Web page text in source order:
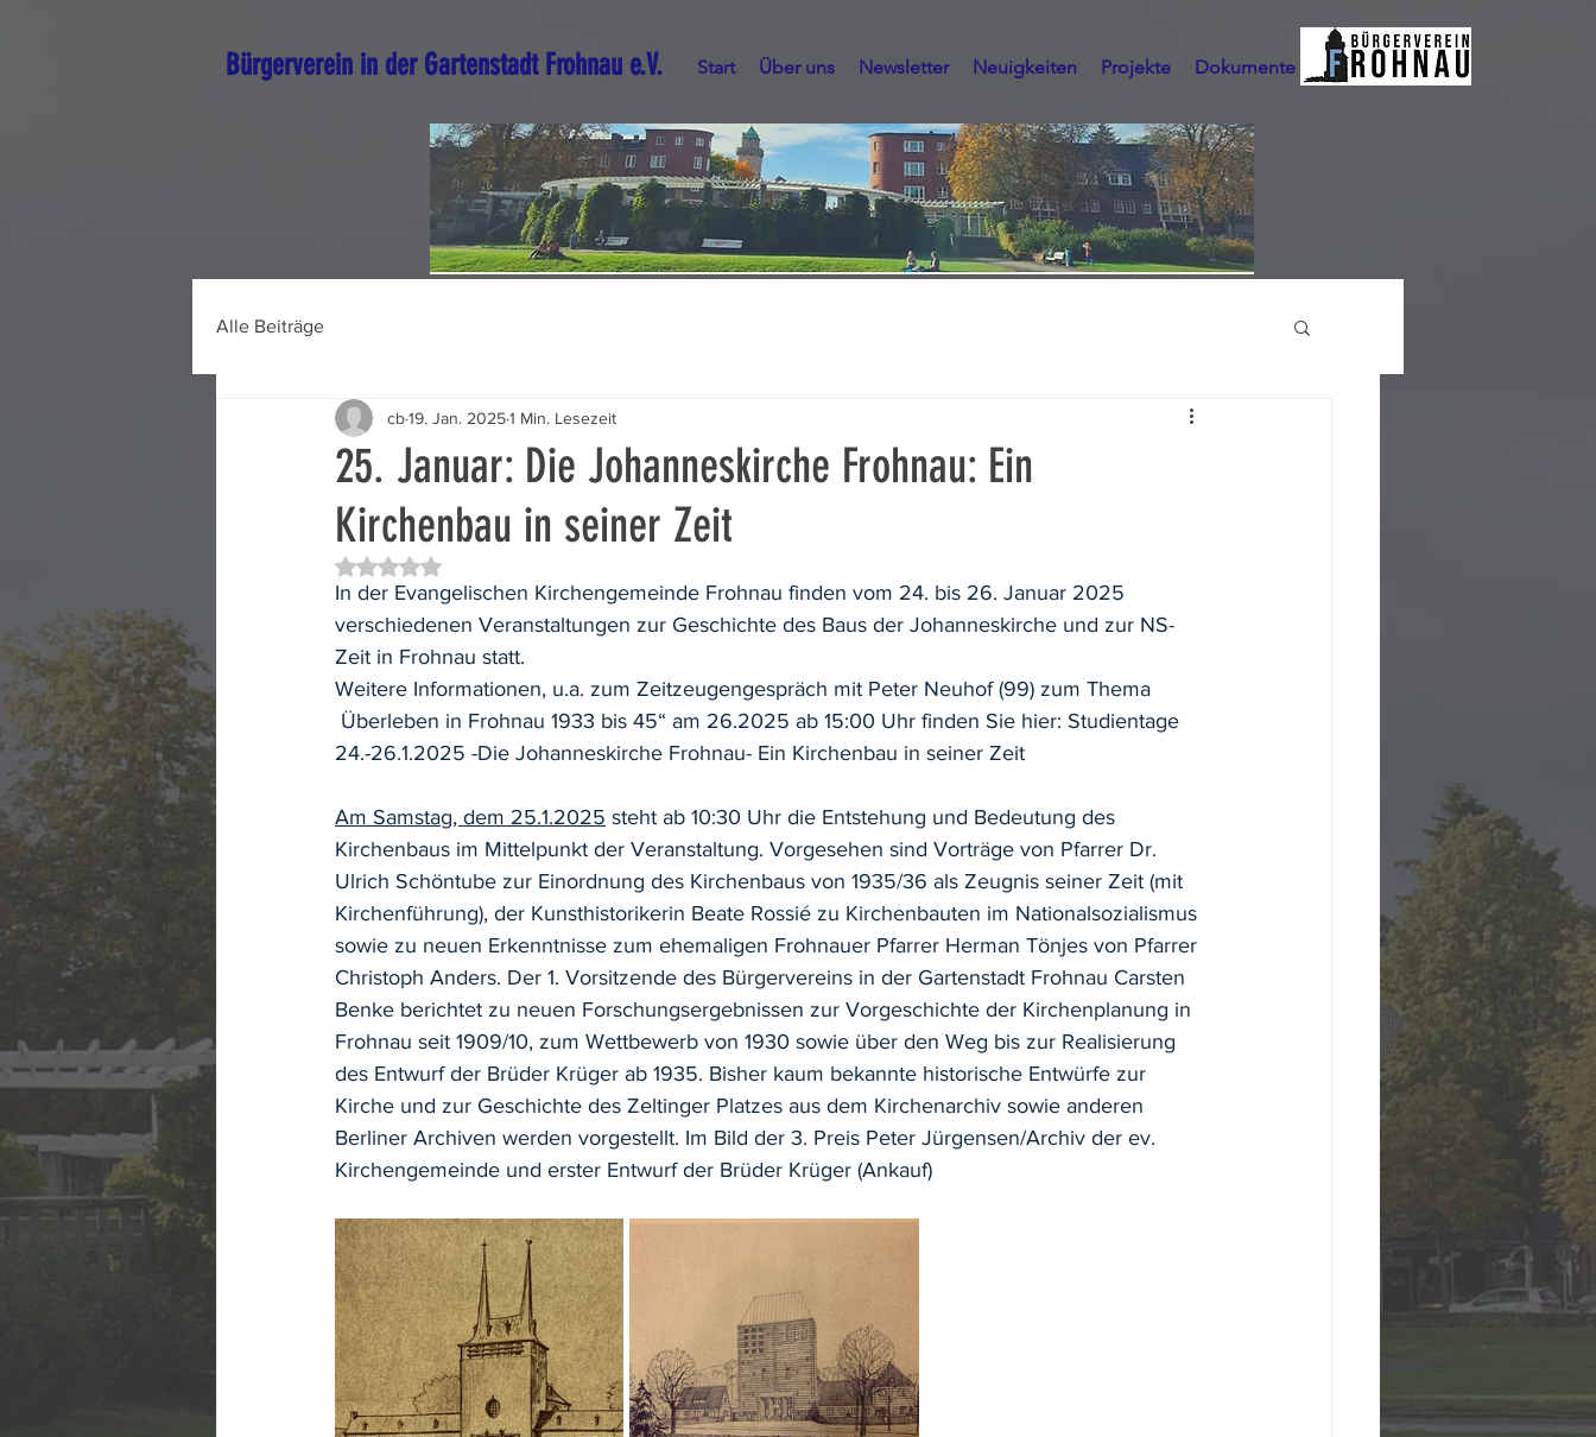
Bürgerverein in der Gartenstadt Frohnau e.V. Start Über uns Newsletter Neuigkeiten Projekte Dokumente Mehr
Alle Beiträge
25. Januar: Die Johanneskirche Frohnau: Ein
Kirchenbau in seiner Zeit
cb19. Jan. 20251 Min. Lesezeit
Mit NaN von 5 Sternen bewertet.
In der Evangelischen Kirchengemeinde Frohnau finden vom 24. bis 26. Januar 2025
verschiedenen Veranstaltungen zur Geschichte des Baus der Johanneskirche und zur NS-
Zeit in Frohnau statt.
Weitere Informationen, u.a. zum Zeitzeugengespräch mit Peter Neuhof (99) zum Thema
Überleben in Frohnau 1933 bis 45“ am 26.2025 ab 15:00 Uhr finden Sie hier: Studientage
24.-26.1.2025 -Die Johanneskirche Frohnau- Ein Kirchenbau in seiner Zeit
Am Samstag, dem 25.1.2025 steht ab 10:30 Uhr die Entstehung und Bedeutung des
Kirchenbaus im Mittelpunkt der Veranstaltung. Vorgesehen sind Vorträge von Pfarrer Dr.
Ulrich Schöntube zur Einordnung des Kirchenbaus von 1935/36 als Zeugnis seiner Zeit (mit
Kirchenführung), der Kunsthistorikerin Beate Rossié zu Kirchenbauten im Nationalsozialismus
sowie zu neuen Erkenntnisse zum ehemaligen Frohnauer Pfarrer Herman Tönjes von Pfarrer
Christoph Anders. Der 1. Vorsitzende des Bürgervereins in der Gartenstadt Frohnau Carsten
Benke berichtet zu neuen Forschungsergebnissen zur Vorgeschichte der Kirchenplanung in
Frohnau seit 1909/10, zum Wettbewerb von 1930 sowie über den Weg bis zur Realisierung
des Entwurf der Brüder Krüger ab 1935. Bisher kaum bekannte historische Entwürfe zur
Kirche und zur Geschichte des Zeltinger Platzes aus dem Kirchenarchiv sowie anderen
Berliner Archiven werden vorgestellt. Im Bild der 3. Preis Peter Jürgensen/Archiv der ev.
Kirchengemeinde und erster Entwurf der Brüder Krüger (Ankauf)